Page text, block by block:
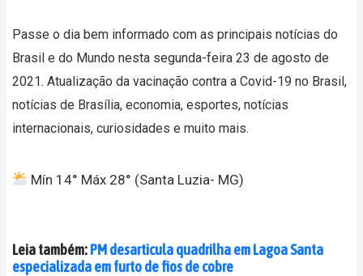
Passe o dia bem informado com as principais notícias do
Brasil e do Mundo nesta segunda-feira 23 de agosto de
2021. Atualização da vacinação contra a Covid-19 no Brasil,
notícias de Brasília, economia, esportes, notícias
internacionais, curiosidades e muito mais.
Mín 14° Máx 28° (Santa Luzia- MG)
Leia também:PM desarticula quadrilha em Lagoa Santa
especializada em furto de fios de cobre